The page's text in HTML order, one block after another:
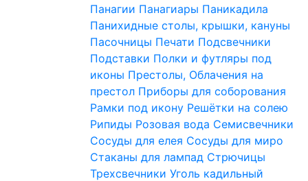
Панагии Панагиары Паникадила
Панихидные столы, крышки, кануны
Пасочницы Печати Подсвечники
Подставки Полки и футляры под
иконы Престолы, Облачения на
престол Приборы для соборования
Рамки под икону Решётки на солею
Рипиды Розовая вода Семисвечники
Сосуды для елея Сосуды для миро
Стаканы для лампад Стрючицы
Трехсвечники Уголь кадильный